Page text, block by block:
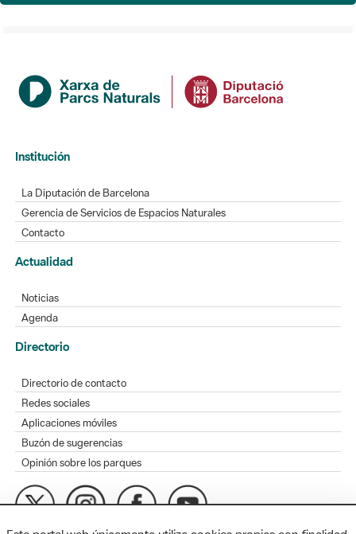
Institución
La Diputación de Barcelona
Gerencia de Servicios de Espacios Naturales
Contacto
Actualidad
Noticias
Agenda
Directorio
Directorio de contacto
Redes sociales
Aplicaciones móviles
Buzón de sugerencias
Opinión sobre los parques